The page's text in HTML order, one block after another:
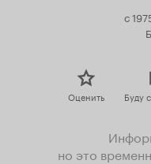
с
Оценить Буду
но это